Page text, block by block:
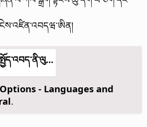
- Languages and
.